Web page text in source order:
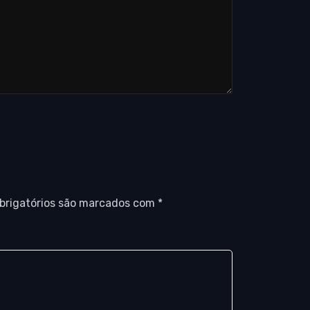
são marcados com *